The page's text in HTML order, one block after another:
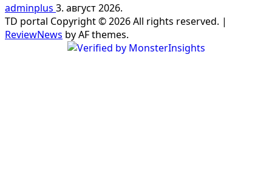
adminplus 3. август 2026.
TD portal Copyright © 2026 All rights reserved. |
ReviewNews by AF themes.